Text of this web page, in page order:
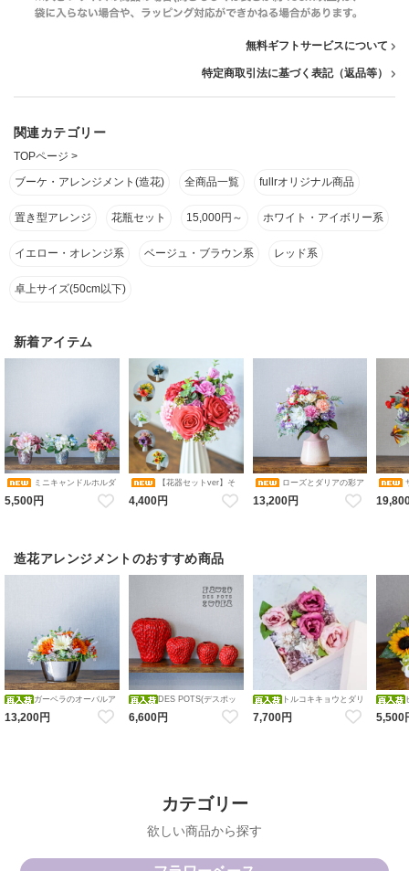
無料ギフトサービスについて
特定商取引法に基づく表記（返品等）
関連カテゴリー
TOPページ >
ブーケ・アレンジメント(造花)
全商品一覧 fullrオリジナル商品
置き型アレンジ 花瓶セット 15,000円～ ホワイト・アイボリー系
イエロー・オレンジ系 ベージュ・ブラウン系 レッド系
卓上サイズ(50cm以下)
新着アイテム
ミニキャンドルホルダ
ーアレンジメント コレクショ
ン（ピンク・ブルーホワイ
5,500円
【花器セットver】そ
のまま飾れるブーケ 選べる６
色 アレンジメント 造花 アー
ティフィシャルフラワー ギフ
4,400円
ローズとダリアの彩ア
レンジメント 花瓶アレンジメ
ント 造花 アーティフィシャル
13,200円
ンジメ
造花アレンジメントのおすすめ商品
ガーベラのオーバルア
レンジメント 造花 アーティフ
ィシャルフラワー オレンジホ
13,200円
DES POTS(デスポッ
ツ) ストロベリーフラワーベー
ス 【red】S・M・Ｌ・ＬＬ レ
6,600円
トルコキキョウとダリ
アのFlower BOX アレンジメン
ト 造花 アーティフィシャルフ
7,700円
花瓶ア
5,500
カテゴリー
欲しい商品から探す